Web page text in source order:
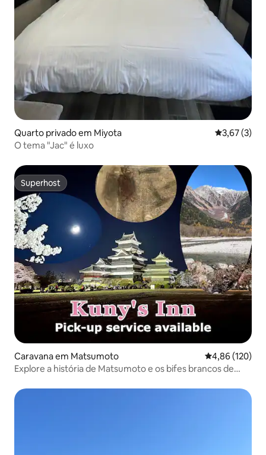
Quarto privado em Miyota
3,67 (3)
O tema "Jac" é luxo
Superhost
Superhost
Caravana em Matsumoto Classificação
4,86 (120)
Explore a história de Matsumoto e os bifes brancos de